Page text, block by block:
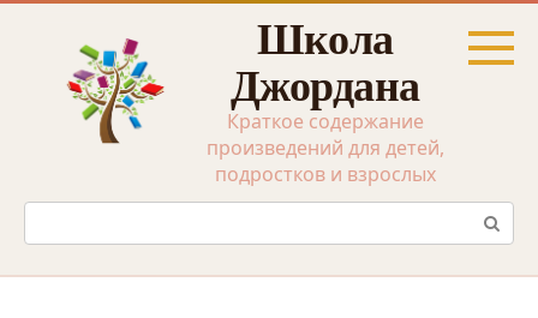
Перейти
Школа
Джордана
Краткое содержание
произведений для детей,
подростков и взрослых
Поиск: